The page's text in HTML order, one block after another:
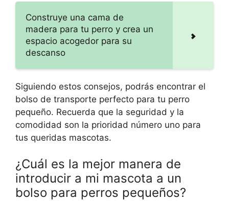
Construye una cama de
madera para tu perro y crea un
espacio acogedor para su
descanso
Siguiendo estos consejos, podrás encontrar el
bolso de transporte perfecto para tu perro
pequeño. Recuerda que la seguridad y la
comodidad son la prioridad número uno para
tus queridas mascotas.
¿Cuál es la mejor manera de
introducir a mi mascota a un
bolso para perros pequeños?